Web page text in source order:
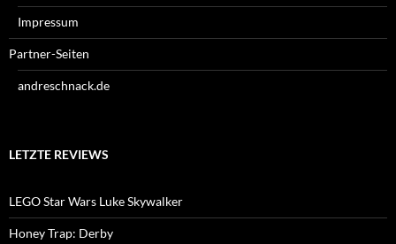
Impressum
Partner-Seiten
andreschnack.de
LETZTE REVIEWS
LEGO Star Wars Luke Skywalker
Honey Trap: Derby